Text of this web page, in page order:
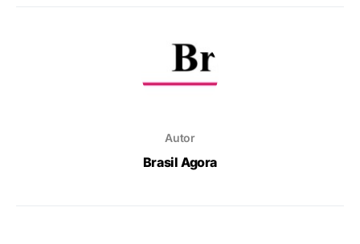
Autor
Brasil Agora